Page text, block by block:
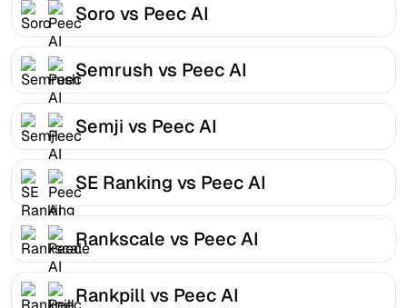
Soro vs Peec AI
Semrush vs Peec AI
Semji vs Peec AI
SE Ranking vs Peec AI
Rankscale vs Peec AI
Rankpill vs Peec AI